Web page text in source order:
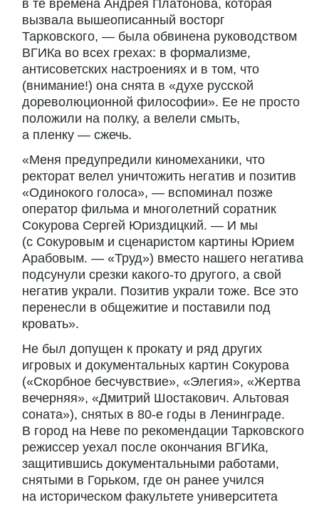
в те времена Андрея Платонова, которая
вызвала вышеописанный восторг
Тарковского, — была обвинена руководством
ВГИКа во всех грехах: в формализме,
антисоветских настроениях и в том, что
(внимание!) она снята в «духе русской
дореволюционной философии». Ее не просто
положили на полку, а велели смыть,
а пленку — сжечь.
«Меня предупредили киномеханики, что
ректорат велел уничтожить негатив и позитив
«Одинокого голоса», — вспоминал позже
оператор фильма и многолетний соратник
Сокурова Сергей Юриздицкий. — И мы
(с Сокуровым и сценаристом картины Юрием
Арабовым. — «Труд») вместо нашего негатива
подсунули срезки какого-то другого, а свой
негатив украли. Позитив украли тоже. Все это
перенесли в общежитие и поставили под
кровать».
Не был допущен к прокату и ряд других
игровых и документальных картин Сокурова
(«Скорбное бесчувствие», «Элегия», «Жертва
вечерняя», «Дмитрий Шостакович. Альтовая
соната»), снятых в 80-е годы в Ленинграде.
В город на Неве по рекомендации Тарковского
режиссер уехал после окончания ВГИКа,
защитившись документальными работами,
снятыми в Горьком, где он ранее учился
на историческом факультете университета